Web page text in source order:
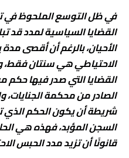
في ظل التوسع الملحوظ في
القضايا السياسية لمدد قد
الأحيان، بالرغم أن أقصى
الاحتياطي هي سنتان فقط،
القضايا التي صدر فيها
الصادر من محكمة الجنايات،
شريطة أن يكون الحكم الذي
السجن المؤبد، فهذه هي
قانونًا أن تزيد مدد الحبس